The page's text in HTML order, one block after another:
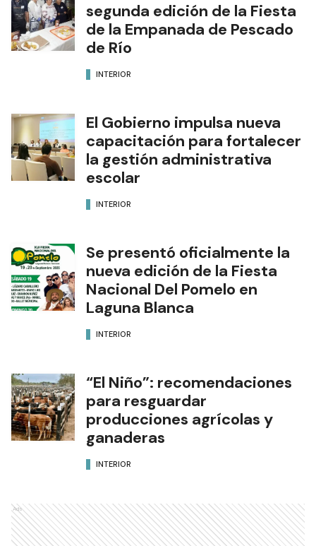
segunda edición de la Fiesta
de la Empanada de Pescado
de Río
INTERIOR
El Gobierno impulsa nueva
capacitación para fortalecer
la gestión administrativa
escolar
INTERIOR
Se presentó oficialmente la
nueva edición de la Fiesta
Nacional Del Pomelo en
Laguna Blanca
INTERIOR
“El Niño”: recomendaciones
para resguardar
producciones agrícolas y
ganaderas
INTERIOR
Ads